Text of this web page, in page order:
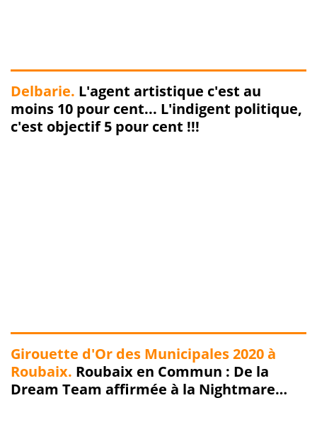
Delbarie. L'agent artistique c'est au
moins 10 pour cent... L'indigent politique,
c'est objectif 5 pour cent !!!
Girouette d'Or des Municipales 2020 à
Roubaix. Roubaix en Commun : De la
Dream Team affirmée à la Nightmare